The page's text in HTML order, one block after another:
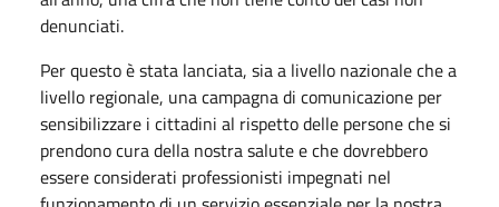
denunciati.
Per questo è stata lanciata, sia a livello nazionale che a
livello regionale, una campagna di comunicazione per
sensibilizzare i cittadini al rispetto delle persone che si
prendono cura della nostra salute e che dovrebbero
essere considerati professionisti impegnati nel